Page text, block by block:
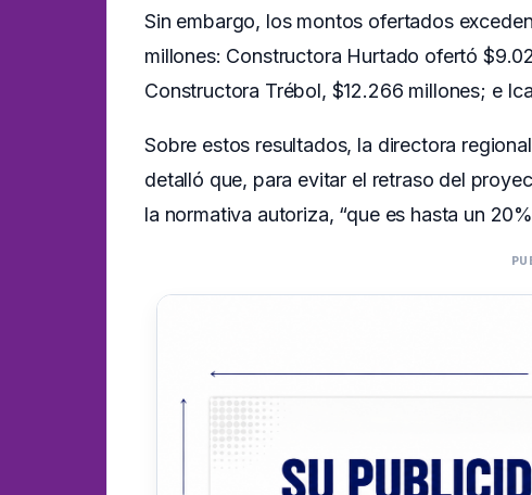
Sin embargo, los montos ofertados
millones: Constructora Hurtado ofertó
Constructora Trébol, $12.266 millones; e
Sobre estos resultados, la directora
detalló que, para evitar el retraso del
la normativa autoriza, “que es hasta un